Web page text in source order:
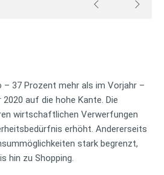
– 37 Prozent mehr als im Vorjahr –
auf die hohe Kante. Die
wirtschaftlichen Verwerfungen
erhöht. Andererseits
stark begrenzt,
hin zu Shopping.